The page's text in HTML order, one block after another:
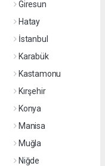
Giresun
Hatay
İstanbul
Karabük
Kastamonu
Kırşehir
Konya
Manisa
Muğla
Niğde